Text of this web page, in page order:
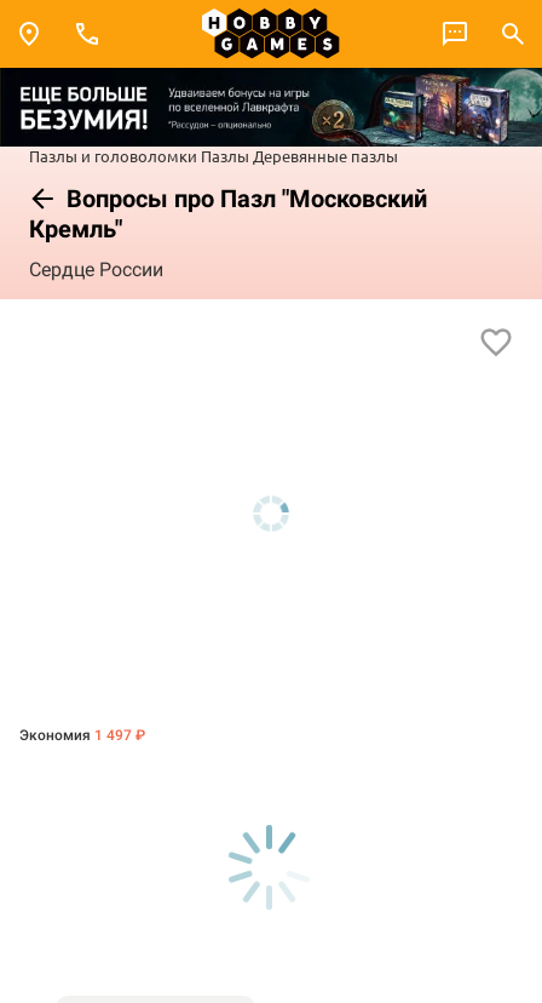
Пазлы и головоломки Пазлы Деревянные пазлы
Вопросы про Пазл "Московский
Кремль"
Сердце России
Экономия 1 497 ₽